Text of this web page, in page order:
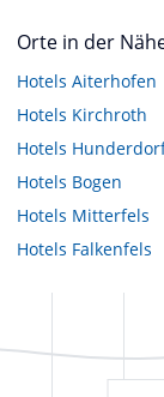
Orte in der
Hotels Aiterhofen
Hotels Kirchroth
Hotels
Hotels Bogen
Hotels Mitterfels
Hotels Falkenfels